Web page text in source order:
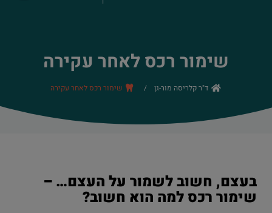
שימור רכס לאחר עקירה
ד"ר קלריסה מור-גן / שימור רכס לאחר עקירה
בעצם, חשוב לשמור על העצם… –
שימור רכס למה הוא חשוב?